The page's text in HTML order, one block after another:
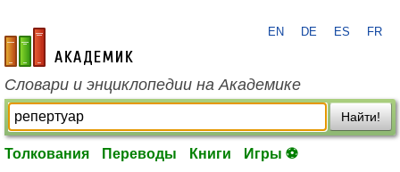
academic.ru
EN DE ES FR
Словари и энциклопедии на Академике
Найти!
Толкования Переводы Книги Игры ⚽